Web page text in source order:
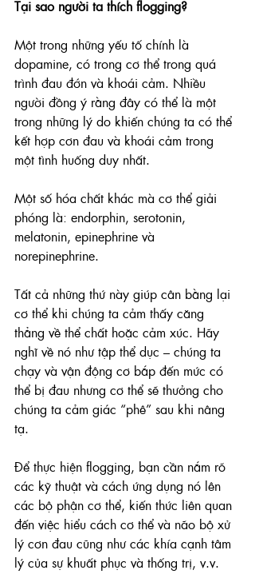
Tại sao người ta thích flogging?
Một trong những yếu tố chính là
dopamine, có trong cơ thể trong quá
trình đau đớn và khoái cảm. Nhiều
người đồng ý rằng đây có thể là một
trong những lý do khiến chúng ta có thể
kết hợp cơn đau và khoái cảm trong
một tình huống duy nhất.
Một số hóa chất khác mà cơ thể giải
phóng là: endorphin, serotonin,
melatonin, epinephrine và
norepinephrine.
Tất cả những thứ này giúp cân bằng lại
cơ thể khi chúng ta cảm thấy căng
thẳng về thể chất hoặc cảm xúc. Hãy
nghĩ về nó như tập thể dục – chúng ta
chạy và vận động cơ bắp đến mức có
thể bị đau nhưng cơ thể sẽ thưởng cho
chúng ta cảm giác “phê” sau khi nâng
tạ.
Để thực hiện flogging, bạn cần nắm rõ
các kỹ thuật và cách ứng dụng nó lên
các bộ phận cơ thể, kiến thức liên quan
đến việc hiểu cách cơ thể và não bộ xử
lý cơn đau cũng như các khía cạnh tâm
lý của sự khuất phục và thống trị, v.v.